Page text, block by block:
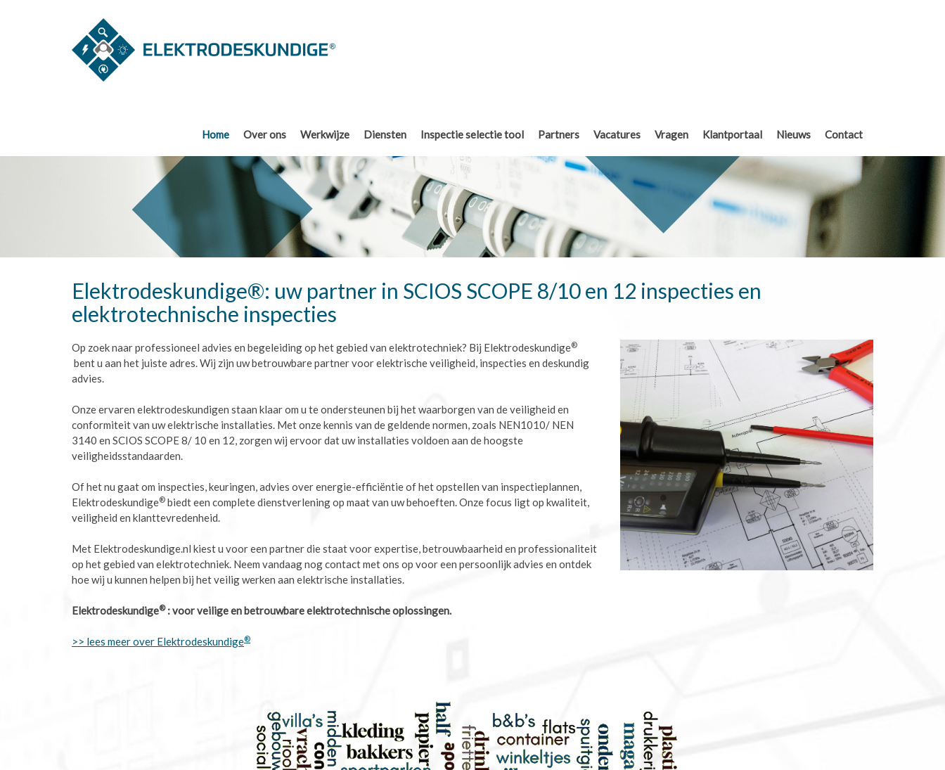
Home Over ons Werkwijze Diensten Inspectie selectie tool Partners Vacatures Vragen Klantportaal Nieuws Contact
Elektrodeskundige®: uw partner in SCIOS SCOPE 8/10 en 12 inspecties en
elektrotechnische inspecties
Op zoek naar professioneel advies en begeleiding op het gebied van elektrotechniek? Bij Elektrodeskundige®
bent u aan het juiste adres. Wij zijn uw betrouwbare partner voor elektrische veiligheid, inspecties en deskundig
advies.
Onze ervaren elektrodeskundigen staan klaar om u te ondersteunen bij het waarborgen van de veiligheid en
conformiteit van uw elektrische installaties. Met onze kennis van de geldende normen, zoals NEN1010/ NEN
3140 en SCIOS SCOPE 8/ 10 en 12, zorgen wij ervoor dat uw installaties voldoen aan de hoogste
veiligheidsstandaarden.
Of het nu gaat om inspecties, keuringen, advies over energie-efficiëntie of het opstellen van inspectieplannen,
Elektrodeskundige® biedt een complete dienstverlening op maat van uw behoeften. Onze focus ligt op kwaliteit,
veiligheid en klanttevredenheid.
Met Elektrodeskundige.nl kiest u voor een partner die staat voor expertise, betrouwbaarheid en professionaliteit
op het gebied van elektrotechniek. Neem vandaag nog contact met ons op voor een persoonlijk advies en ontdek
hoe wij u kunnen helpen bij het veilig werken aan elektrische installaties.
Elektrodeskundige®: voor veilige en betrouwbare elektrotechnische oplossingen.
>> lees meer over Elektrodeskundige®